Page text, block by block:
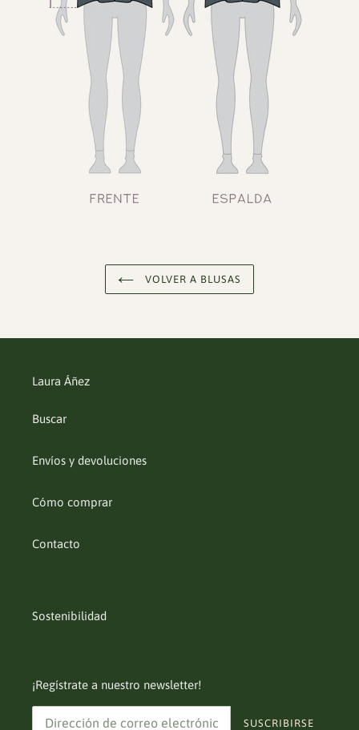
VOLVER A BLUSAS
Laura Áñez
Buscar
Envíos y devoluciones
Cómo comprar
Contacto
Sostenibilidad
¡Regístrate a nuestro newsletter!
SUSCRIBIRSE